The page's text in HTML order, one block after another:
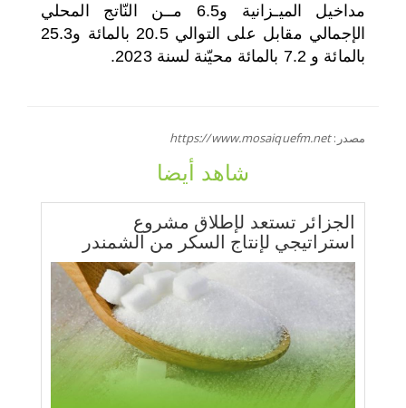
مداخيل الميـزانية و6.5 مــن النّاتج المحلي
الإجمالي مقابل على التوالي 20.5 بالمائة و25.3
بالمائة و 7.2 بالمائة محيّنة لسنة 2023.
مصدر:https://www.mosaiquefm.net
شاهد أيضا
الجزائر تستعد لإطلاق مشروع
استراتيجي لإنتاج السكر من الشمندر